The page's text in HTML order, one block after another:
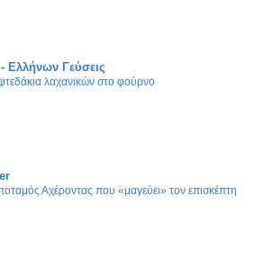
Ελλήνων Γεύσεις
λαχανικών στο φούρνο
Αχέροντας που «μαγεύει» τον επισκέπτη